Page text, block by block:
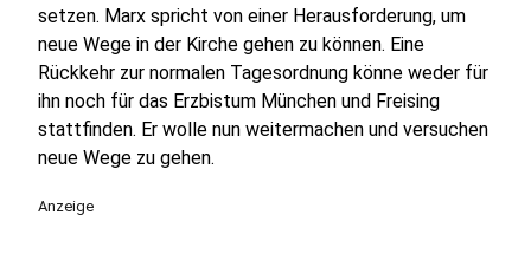
setzen. Marx spricht von einer Herausforderung, um
neue Wege in der Kirche gehen zu können. Eine
Rückkehr zur normalen Tagesordnung könne weder für
ihn noch für das Erzbistum München und Freising
stattfinden. Er wolle nun weitermachen und versuchen
neue Wege zu gehen.
Anzeige